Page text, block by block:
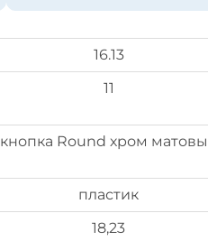
16.13
11
кнопка Round хром
пластик
18,23